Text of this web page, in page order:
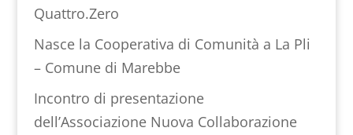
Quattro.Zero
Nasce la Cooperativa di Comunità a La Pli
– Comune di Marebbe
Incontro di presentazione
dell’Associazione Nuova Collaborazione